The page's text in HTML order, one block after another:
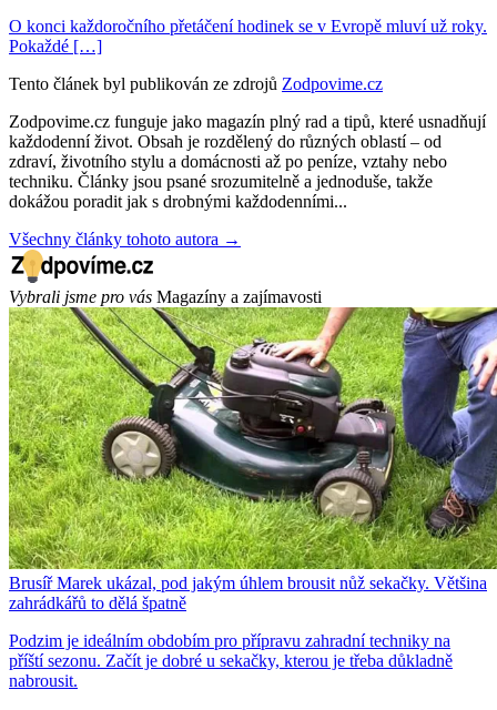
O konci každoročního přetáčení hodinek se v Evropě mluví už roky.
Pokaždé […]
Tento článek byl publikován ze zdrojů Zodpovime.cz
Zodpovime.cz funguje jako magazín plný rad a tipů, které usnadňují
každodenní život. Obsah je rozdělený do různých oblastí – od
zdraví, životního stylu a domácnosti až po peníze, vztahy nebo
techniku. Články jsou psané srozumitelně a jednoduše, takže
dokážou poradit jak s drobnými každodenními...
Všechny články tohoto autora →
Vybrali jsme pro vás Magazíny a zajímavosti
Brusíř Marek ukázal, pod jakým úhlem brousit nůž sekačky. Většina
zahrádkářů to dělá špatně
Podzim je ideálním obdobím pro přípravu zahradní techniky na
příští sezonu. Začít je dobré u sekačky, kterou je třeba důkladně
nabrousit.